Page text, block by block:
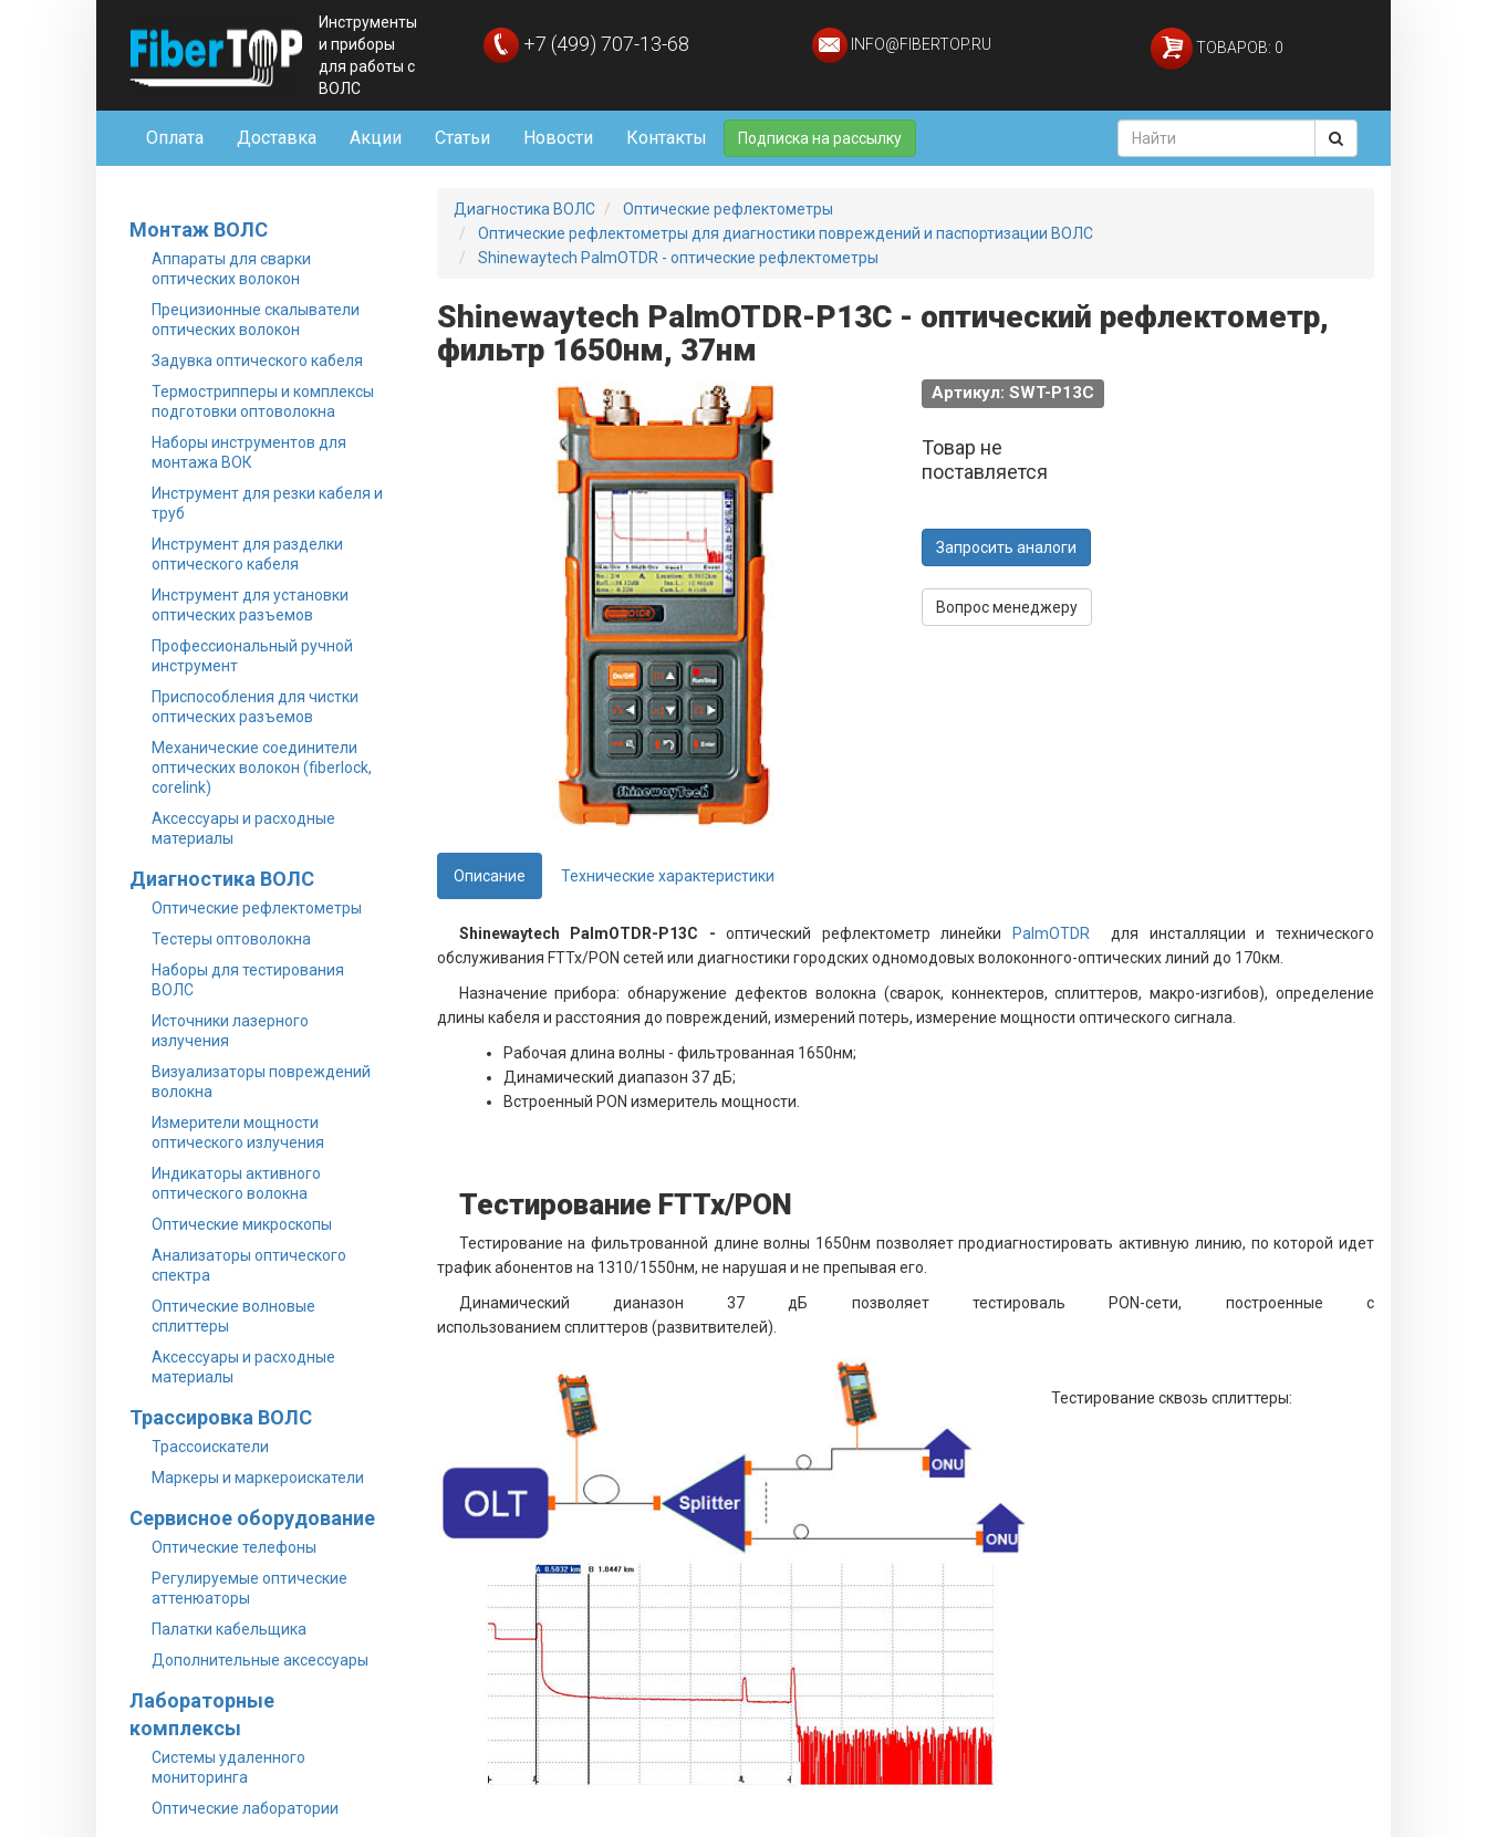
Инструменты
и приборы
для работы с
ВОЛС
+7 (499) 707-13-68 INFO@FIBERTOP.RU ТОВАРОВ: 0
Оплата Доставка Акции Статьи Новости Контакты Подписка на рассылку
Монтаж ВОЛС
Аппараты для сварки
оптических волокон
Прецизионные скалыватели
оптических волокон
Задувка оптического кабеля
Термострипперы и комплексы
подготовки оптоволокна
Наборы инструментов для
монтажа ВОК
Инструмент для резки кабеля и
труб
Инструмент для разделки
оптического кабеля
Инструмент для установки
оптических разъемов
Профессиональный ручной
инструмент
Приспособления для чистки
оптических разъемов
Механические соединители
оптических волокон (fiberlock,
corelink)
Аксессуары и расходные
материалы
Диагностика ВОЛС
Оптические рефлектометры
Тестеры оптоволокна
Наборы для тестирования
ВОЛС
Источники лазерного
излучения
Визуализаторы повреждений
волокна
Измерители мощности
оптического излучения
Индикаторы активного
оптического волокна
Оптические микроскопы
Анализаторы оптического
спектра
Оптические волновые
сплиттеры
Аксессуары и расходные
материалы
Трассировка ВОЛС
Трассоискатели
Маркеры и маркероискатели
Сервисное оборудование
Оптические телефоны
Регулируемые оптические
аттенюаторы
Палатки кабельщика
Дополнительные аксессуары
Лабораторные
комплексы
Системы удаленного
мониторинга
Оптические лаборатории
Диагностика ВОЛС
Оптические рефлектометры
Оптические рефлектометры для диагностики повреждений и паспортизации ВОЛС
Shinewaytech PalmOTDR - оптические рефлектометры
Shinewaytech PalmOTDR-P13C - оптический рефлектометр,
фильтр 1650нм, 37нм
Артикул: SWT-P13C
Товар не
поставляется
Запросить аналоги
Вопрос менеджеру
Описание Технические характеристики
Shinewaytech PalmOTDR-P13C -оптический рефлектометр линейки PalmOTDR
для инсталляции и технического
обслуживания FTTx/PON сетей или диагностики городских одномодовых волоконного-оптических линий до 170км.
Назначение прибора: обнаружение дефектов волокна (сварок, коннектеров, сплиттеров, макро-изгибов), определение
длины кабеля и расстояния до повреждений, измерений потерь, измерение мощности оптического сигнала.
Рабочая длина волны - фильтрованная 1650нм;
Динамический диапазон 37 дБ;
Встроенный PON измеритель мощности.
Тестирование FTTx/PON
Тестирование на фильтрованной длине волны 1650нм позволяет продиагностировать активную линию, по которой идет
трафик абонентов на 1310/1550нм, не нарушая и не препывая его.
Динамический дианазон 37 дБ позволяет тестироваль PON-сети, построенные с
использованием сплиттеров (развитвителей).
Тестирование сквозь сплиттеры: